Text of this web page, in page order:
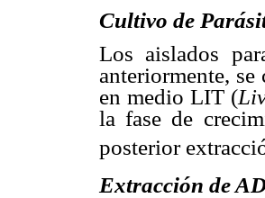
Cultivo de
Los aislados
anteriormente,
en medio LIT (
la fase de
posterior
Extracción de